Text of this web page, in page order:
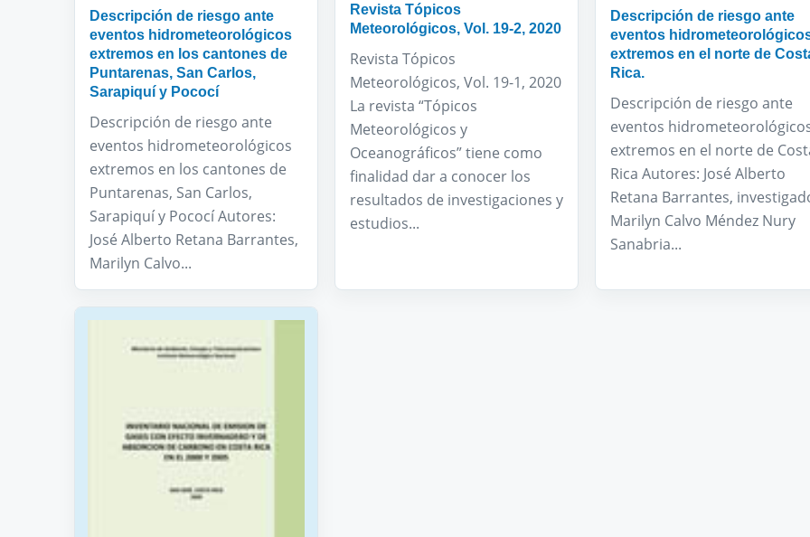
Descripción de riesgo ante
eventos hidrometeorológicos
extremos en los cantones de
Puntarenas, San Carlos,
Sarapiquí y Pococí
Descripción de riesgo ante
eventos hidrometeorológicos
extremos en los cantones de
Puntarenas, San Carlos,
Sarapiquí y Pococí Autores:
José Alberto Retana Barrantes,
Marilyn Calvo...
Revista Tópicos
Meteorológicos, Vol. 19-2, 2020
Revista Tópicos
Meteorológicos, Vol. 19-1, 2020
La revista “Tópicos
Meteorológicos y
Oceanográficos” tiene como
finalidad dar a conocer los
resultados de investigaciones y
estudios...
Descripción de riesgo ante
eventos
extremos en el norte de
Rica.
Descripción de riesgo ante
eventos
extremos en el norte de
Rica Autores: José Alberto
Retana Barrantes,
Marilyn Calvo Méndez Nury
Sanabria...